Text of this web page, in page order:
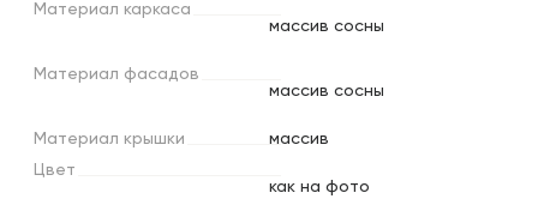
Материал каркаса
массив сосны
Материал фасадов
массив сосны
Материал крышки
массив
Цвет
как на фото